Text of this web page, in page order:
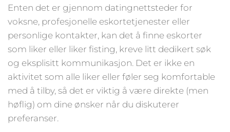
Enten det er gjennom datingnettsteder for
voksne, profesjonelle eskortetjenester eller
personlige kontakter, kan det å finne eskorter
som liker eller liker fisting, kreve litt dedikert søk
og eksplisitt kommunikasjon. Det er ikke en
aktivitet som alle liker eller føler seg komfortable
med å tilby, så det er viktig å være direkte (men
høflig) om dine ønsker når du diskuterer
preferanser.